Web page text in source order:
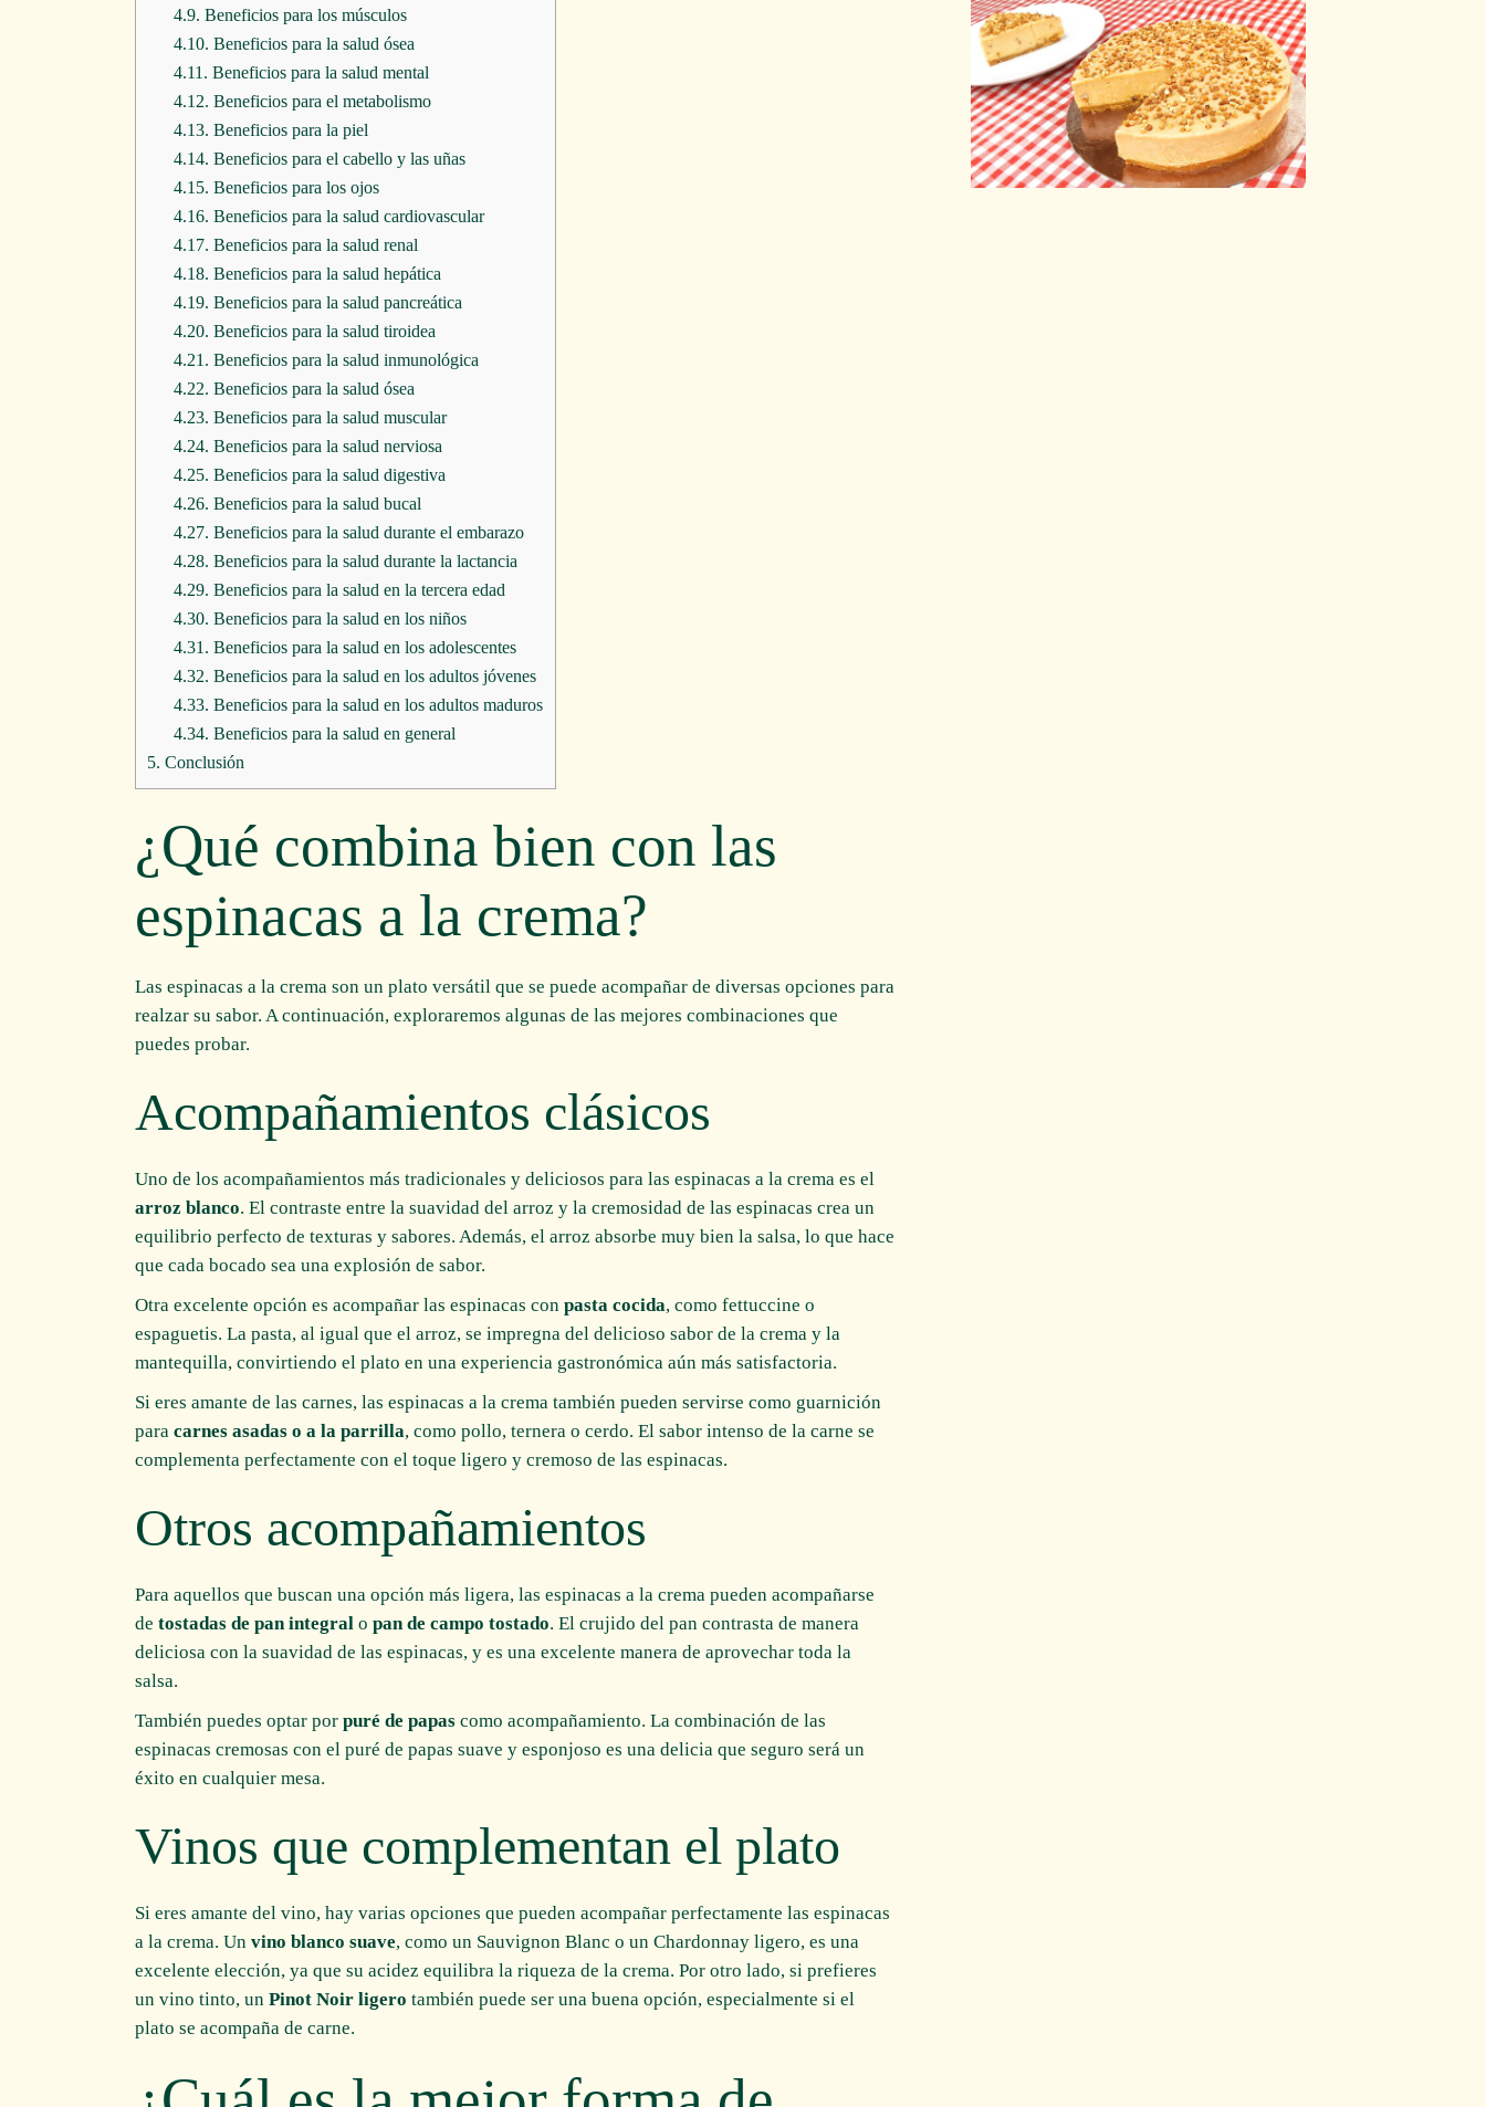
4.9. Beneficios para los músculos
4.10. Beneficios para la salud ósea
4.11. Beneficios para la salud mental
4.12. Beneficios para el metabolismo
4.13. Beneficios para la piel
4.14. Beneficios para el cabello y las uñas
4.15. Beneficios para los ojos
4.16. Beneficios para la salud cardiovascular
4.17. Beneficios para la salud renal
4.18. Beneficios para la salud hepática
4.19. Beneficios para la salud pancreática
4.20. Beneficios para la salud tiroidea
4.21. Beneficios para la salud inmunológica
4.22. Beneficios para la salud ósea
4.23. Beneficios para la salud muscular
4.24. Beneficios para la salud nerviosa
4.25. Beneficios para la salud digestiva
4.26. Beneficios para la salud bucal
4.27. Beneficios para la salud durante el embarazo
4.28. Beneficios para la salud durante la lactancia
4.29. Beneficios para la salud en la tercera edad
4.30. Beneficios para la salud en los niños
4.31. Beneficios para la salud en los adolescentes
4.32. Beneficios para la salud en los adultos jóvenes
4.33. Beneficios para la salud en los adultos maduros
4.34. Beneficios para la salud en general
5. Conclusión
¿Qué combina bien con las
espinacas a la crema?
Las espinacas a la crema son un plato versátil que se puede acompañar de diversas opciones para
realzar su sabor. A continuación, exploraremos algunas de las mejores combinaciones que
puedes probar.
Acompañamientos clásicos
Uno de los acompañamientos más tradicionales y deliciosos para las espinacas a la crema es el
arroz blanco. El contraste entre la suavidad del arroz y la cremosidad de las espinacas crea un
equilibrio perfecto de texturas y sabores. Además, el arroz absorbe muy bien la salsa, lo que hace
que cada bocado sea una explosión de sabor.
Otra excelente opción es acompañar las espinacas con pasta cocida, como fettuccine o
espaguetis. La pasta, al igual que el arroz, se impregna del delicioso sabor de la crema y la
mantequilla, convirtiendo el plato en una experiencia gastronómica aún más satisfactoria.
Si eres amante de las carnes, las espinacas a la crema también pueden servirse como guarnición
para carnes asadas o a la parrilla, como pollo, ternera o cerdo. El sabor intenso de la carne se
complementa perfectamente con el toque ligero y cremoso de las espinacas.
Otros acompañamientos
Para aquellos que buscan una opción más ligera, las espinacas a la crema pueden acompañarse
de tostadas de pan integral o pan de campo tostado. El crujido del pan contrasta de manera
deliciosa con la suavidad de las espinacas, y es una excelente manera de aprovechar toda la
salsa.
También puedes optar por puré de papas como acompañamiento. La combinación de las
espinacas cremosas con el puré de papas suave y esponjoso es una delicia que seguro será un
éxito en cualquier mesa.
Vinos que complementan el plato
Si eres amante del vino, hay varias opciones que pueden acompañar perfectamente las espinacas
a la crema. Un vino blanco suave, como un Sauvignon Blanc o un Chardonnay ligero, es una
excelente elección, ya que su acidez equilibra la riqueza de la crema. Por otro lado, si prefieres
un vino tinto, un Pinot Noir ligero también puede ser una buena opción, especialmente si el
plato se acompaña de carne.